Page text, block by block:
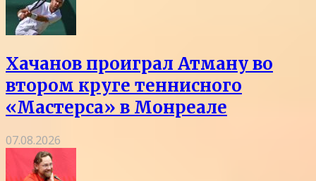
Хачанов проиграл Атману во
втором круге теннисного
«Мастерса» в Монреале
07.08.2026